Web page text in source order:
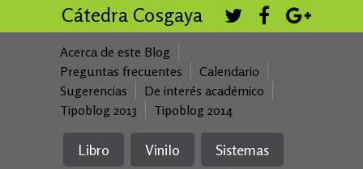
Cátedra Cosgaya
Acerca de este Blog
Preguntas frecuentes
Calendario
Sugerencias
De interés académico
Tipoblog 2013
Tipoblog 2014
Libro Vinilo Sistemas